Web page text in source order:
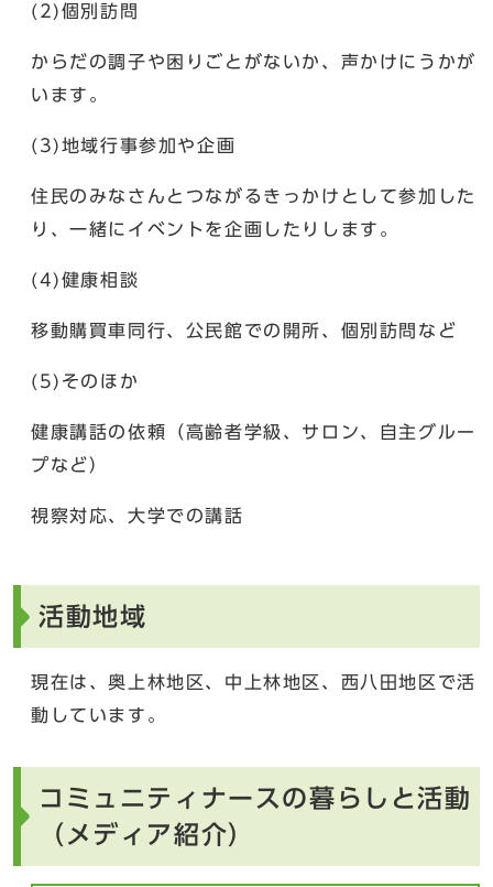
(2)個別訪問
からだの調子や困りごとがないか、声かけにうかが
います。
(3)地域行事参加や企画
住民のみなさんとつながるきっかけとして参加した
り、一緒にイベントを企画したりします。
(4)健康相談
移動購買車同行、公民館での開所、個別訪問など
(5)そのほか
健康講話の依頼（高齢者学級、サロン、自主グルー
プなど）
視察対応、大学での講話
活動地域
現在は、奥上林地区、中上林地区、西八田地区で活
動しています。
コミュニティナースの暮らしと活動
（メディア紹介）